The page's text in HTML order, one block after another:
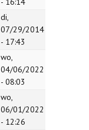
di,
07/29/2014
- 17:43
wo,
04/06/2022
- 08:03
wo,
06/01/2022
- 12:26